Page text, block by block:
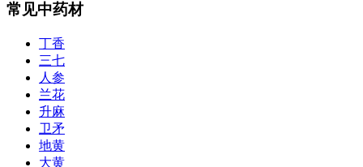
常见中药材
丁香
三七
人参
兰花
升麻
卫矛
地黄
大黄